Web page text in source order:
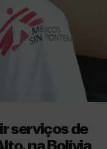
serviços de